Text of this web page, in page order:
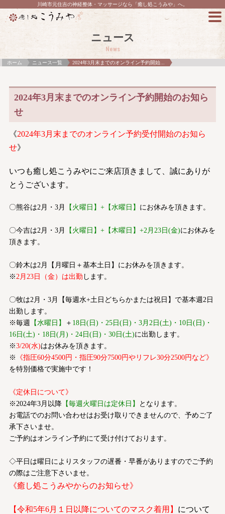
川崎市元住吉の神経整体・マッサージなら「癒し処こうみや」へ。
ニュース
News
ホーム ニュース一覧 2024年3月末までのオンライン予約開始...
2024年3月末までのオンライン予約開始のお知ら
せ
《2024年3月末までのオンライン予約受付開始のお知ら
せ》
いつも癒し処こうみやにご来店頂きまして、誠にありが
とうございます。
〇熊谷は2月・3月 【火曜日】+【水曜日】 にお休みを頂きます。
〇今吉は2月・3月 【火曜日】+【木曜日】+2月23日(金)にお休みを
頂きます。
〇鈴木は2月【月曜日＋基本土日】にお休みを頂きます。
※2月23日（金）は出勤 します。
〇牧は2月・3月【毎週水+土日どちらかまたは祝日】で基本週2日
出勤します。
※毎週
【水曜日】 ＋ 18日(日)・25日(日)・3月2日(土)・10日(日)・
16日(土)・18日(月)・24日(日)・30日(土)に出勤します。
※3/20(水)はお休みを頂きます。
※
《指圧60分4500円・指圧90分7500円やリフレ30分2500円など》
を特別価格で実施中です！
《定休日について》
※2024年3月以降【毎週火曜日は定休日】
となります。
お電話でのお問い合わせはお受け取りできませんので、予めご了
承下さいませ。
ご予約はオンライン予約にて受け付けております。
◇平日は曜日によりスタッフの遅番・早番がありますのでご予約
の際はご注意下さいませ。
《癒し処こうみやからのお知らせ》
【令和5年6月１日以降についてのマスク着用】 について